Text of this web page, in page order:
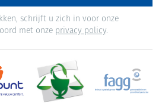
schrijft u zich in voor onze
met onze privacy policy.